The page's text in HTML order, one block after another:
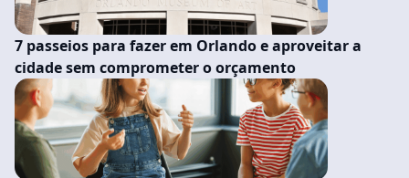
7 passeios para fazer em Orlando e aproveitar a
cidade sem comprometer o orçamento